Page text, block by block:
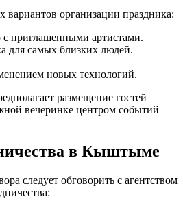
вариантов организации праздника:
приглашенными артистами.
для самых близких людей.
новых технологий.
размещение гостей
вечеринке центром событий
в Кыштыме
следует обговорить с агентством